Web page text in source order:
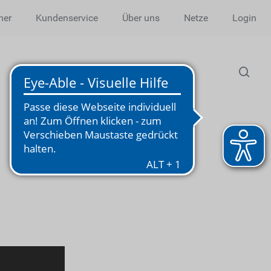
Kundenservice Über uns Netze Login